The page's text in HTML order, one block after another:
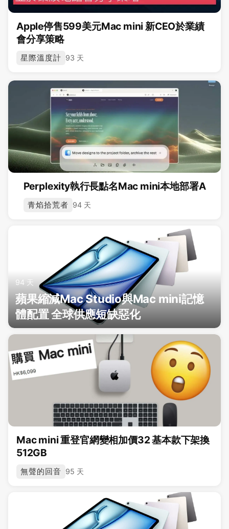
Apple停售599美元Mac mini 新CEO於業績
會分享策略
星際溫度計 93 天
Perplexity執行長點名Mac mini本地部署A
青焰拾荒者 94 天
94 天
蘋果縮減Mac Studio與Mac mini記憶
體配置 全球供應短缺惡化
Mac mini 重登官網變相加價32 基本款下架換
512GB
無聲的回音 95 天